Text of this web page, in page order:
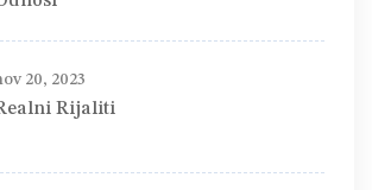
20, 2023
Rijaliti